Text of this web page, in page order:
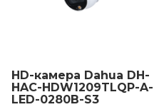
HD-камера Dahua DH-
HAC-HDW1209TLQP-A-
LED-0280B-S3